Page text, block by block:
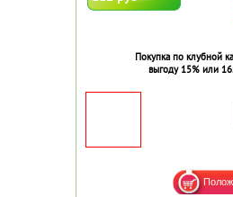
Покупка по клубной
выгоду 15% или